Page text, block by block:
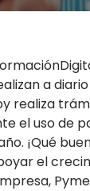
a
realiza
el uso de
¡Qué
el